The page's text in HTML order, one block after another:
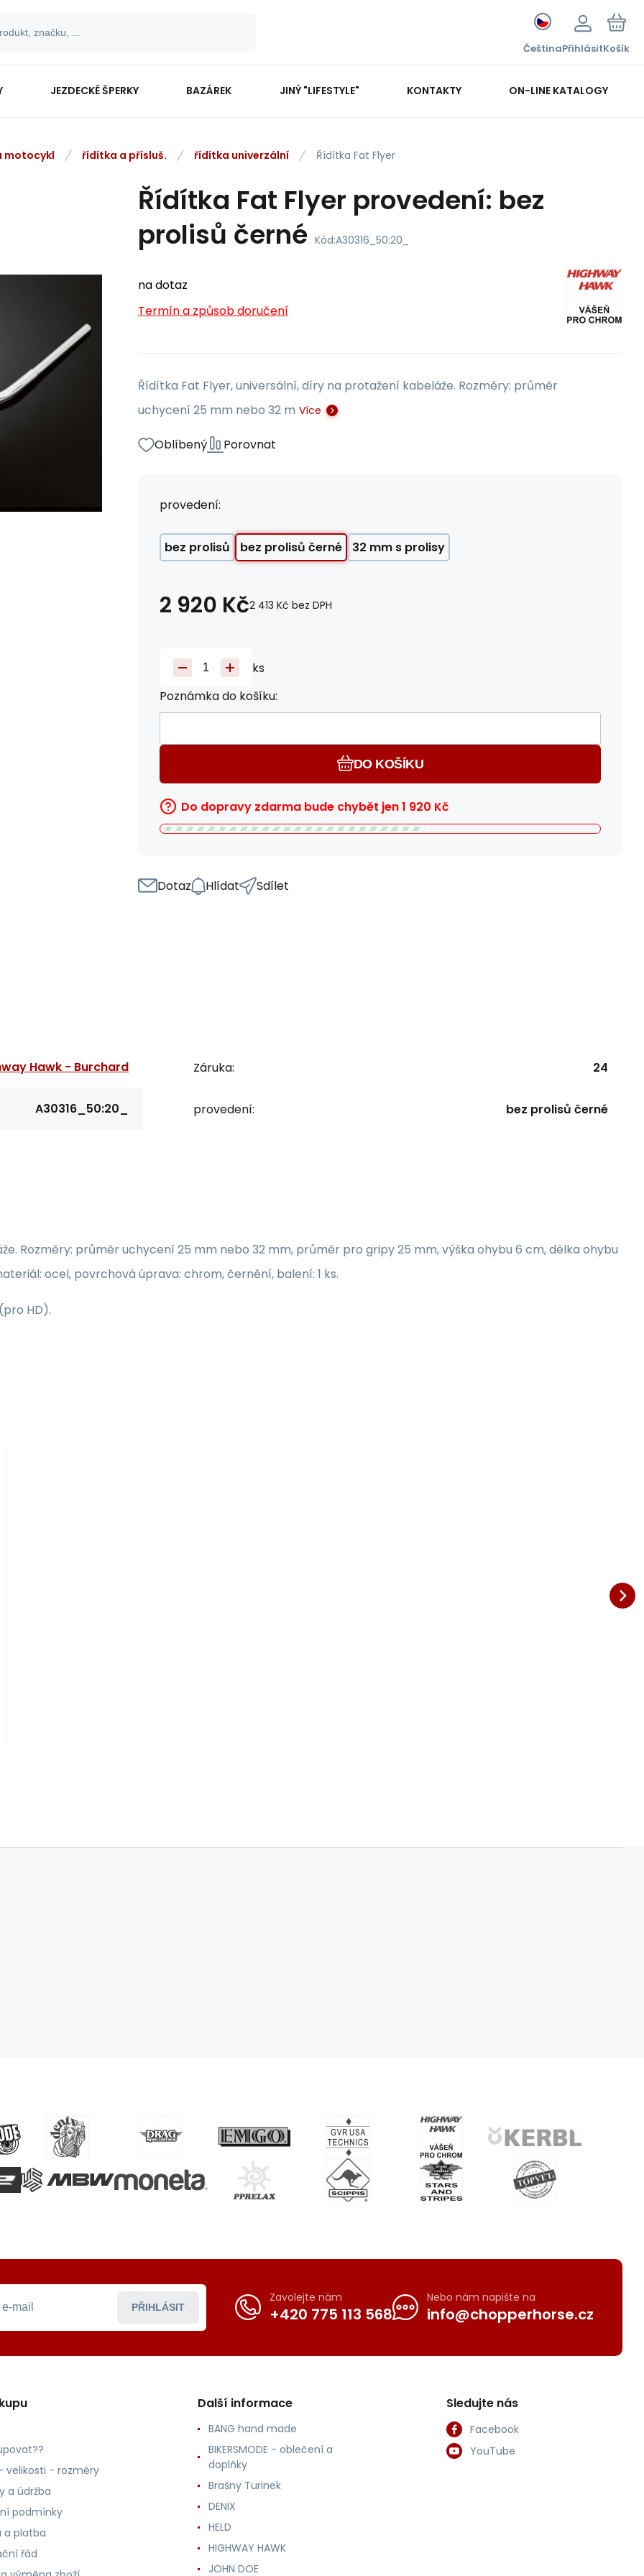
ČeštinaPřihlásitKošík
JEZDECKÉ ŠPERKY BAZÁREK JINÝ "LIFESTYLE" KONTAKTY ON-LINE KATALOGY
motocykl řídítka a přísluš. řídítka univerzální Řídítka Fat Flyer
Řídítka Fat Flyer provedení: bez
prolisů černé Kód:A30316_50:20_
na dotaz
Termín a způsob doručení
Řídítka Fat Flyer, universální, díry na protažení kabeláže. Rozměry: průměr
uchycení 25 mm nebo 32 m Více
Oblíbený Porovnat
provedení:
bez prolisů bez prolisů černé 32 mm s prolisy
2 920 Kč2 413 Kč bez DPH
ks
Poznámka do košíku:
DO KOŠÍKU
Do dopravy zdarma bude chybět jen1 920 Kč
Dotaz Hlídat Sdílet
Hawk - Burchard
A30316_50:20_
Záruka: 24
provedení: bez prolisů černé
Rozměry: průměr uchycení 25 mm nebo 32 mm, průměr pro gripy 25 mm, výška ohybu 6 cm, délka ohybu
ocel, povrchová úprava: chrom, černění, balení: 1 ks.
HD).
PŘIHLÁSIT
Zavolejte nám
+420 775 113 568
Nebo nám napište na
info@chopperhorse.cz
velikosti - rozměry
a údržba
podmínky
a platba
řád
Další informace
BANG hand made
BIKERSMODE - oblečení a
doplňky
Brašny Turinek
DENIX
HELD
HIGHWAY HAWK
JOHN DOE
Sledujte nás
Facebook
YouTube